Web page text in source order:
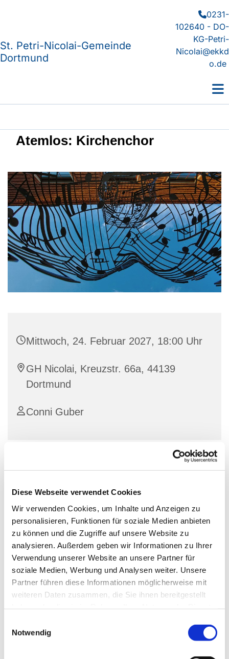
Diese Webseite verwendet Cookies
Wir verwenden Cookies, um Inhalte und Anzeigen zu
personalisieren, Funktionen für soziale Medien anbieten
zu können und die Zugriffe auf unsere Website zu
analysieren. Außerdem geben wir Informationen zu Ihrer
Verwendung unserer Website an unsere Partner für
soziale Medien, Werbung und Analysen weiter. Unsere
Partner führen diese Informationen möglicherweise mit
weiteren Daten zusammen, die Sie ihnen bereitgestellt
Notwendig
St. Petri-Nicolai-Gemeinde
Dortmund
0231-
102640 - DO-
KG-Petri-
Nicolai@ekkd
o.de
Atemlos: Kirchenchor
Mittwoch, 24. Februar 2027, 18:00 Uhr
GH Nicolai, Kreuzstr. 66a, 44139
Dortmund
Conni Guber